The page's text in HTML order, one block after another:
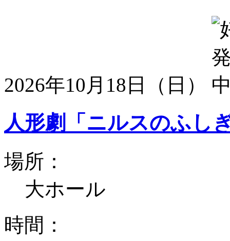
2026年10月18日（日）
人形劇「ニルスのふし
場所：
大ホール
時間：